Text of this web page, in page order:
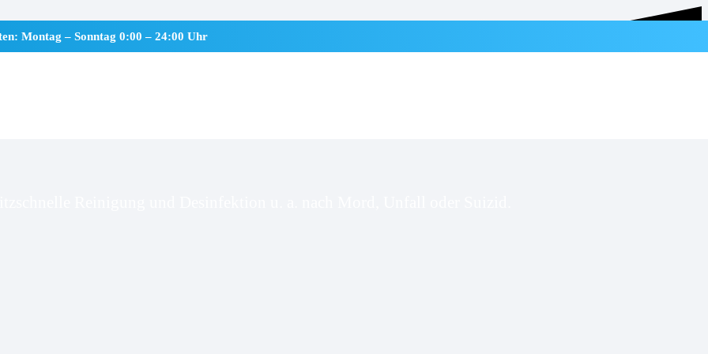
Montag – Sonntag 0:00 – 24:00 Uhr
Reinigung und Desinfektion u. a. nach Mord, Unfall oder Suizid.